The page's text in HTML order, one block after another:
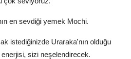
en sevdiği yemek Mochi.
istediğinizde Uraraka'nın olduğu
sizi neşelendirecek.